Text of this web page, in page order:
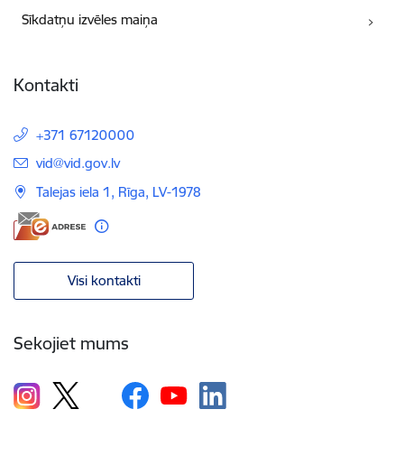
Sīkdatņu izvēles maiņa
Kontakti
+371 67120000
E-pasts:
vid@vid.gov.lv
Talejas iela 1, Rīga, LV-1978
Visi kontakti
Sekojiet mums